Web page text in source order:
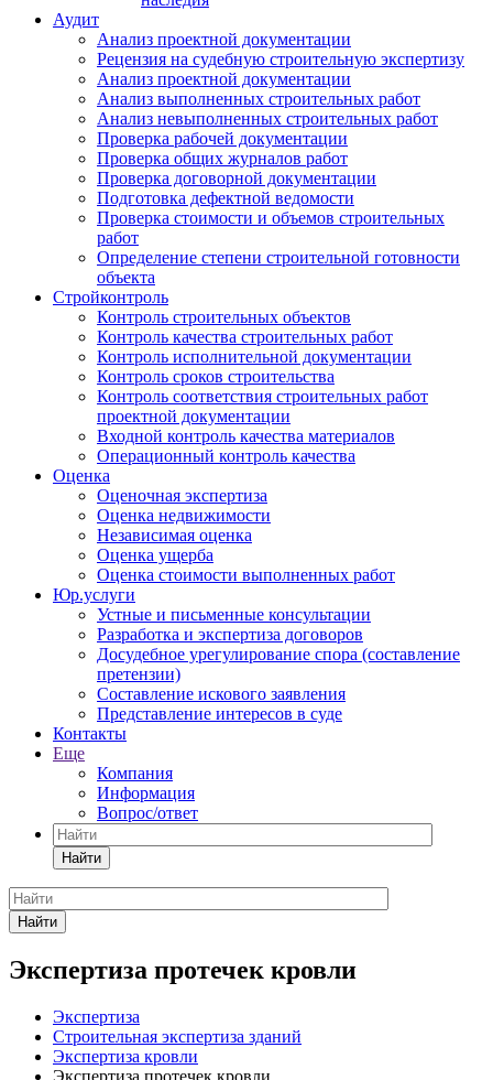
Аудит
Анализ проектной документации
Рецензия на судебную строительную экспертизу
Анализ проектной документации
Анализ выполненных строительных работ
Анализ невыполненных строительных работ
Проверка рабочей документации
Проверка общих журналов работ
Проверка договорной документации
Подготовка дефектной ведомости
Проверка стоимости и объемов строительных
работ
Определение степени строительной готовности
объекта
Стройконтроль
Контроль строительных объектов
Контроль качества строительных работ
Контроль исполнительной документации
Контроль сроков строительства
Контроль соответствия строительных работ
проектной документации
Входной контроль качества материалов
Операционный контроль качества
Оценка
Оценочная экспертиза
Оценка недвижимости
Независимая оценка
Оценка ущерба
Оценка стоимости выполненных работ
Юр.услуги
Устные и письменные консультации
Разработка и экспертиза договоров
Досудебное урегулирование спора (составление
претензии)
Составление искового заявления
Представление интересов в суде
Контакты
Еще
Компания
Информация
Вопрос/ответ
Найти
Найти
Экспертиза протечек кровли
Экспертиза
Строительная экспертиза зданий
Экспертиза кровли
Экспертиза протечек кровли